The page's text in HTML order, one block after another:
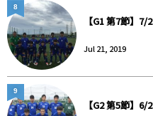
【G1 第7節】
Jul 21, 2019
8
【G2 第5節】
9